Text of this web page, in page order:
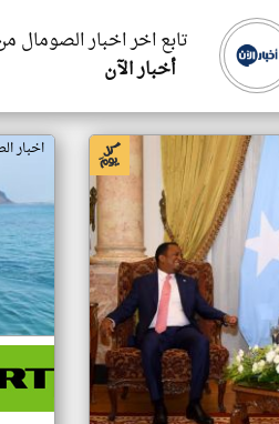
تابع اخر اخبار الصومال
أخبار الآن
اخبار